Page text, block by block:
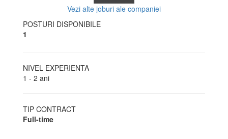
Vezi alte joburi ale companiei
POSTURI DISPONIBILE
1
NIVEL EXPERIENTA
1 - 2 ani
TIP CONTRACT
Full-time